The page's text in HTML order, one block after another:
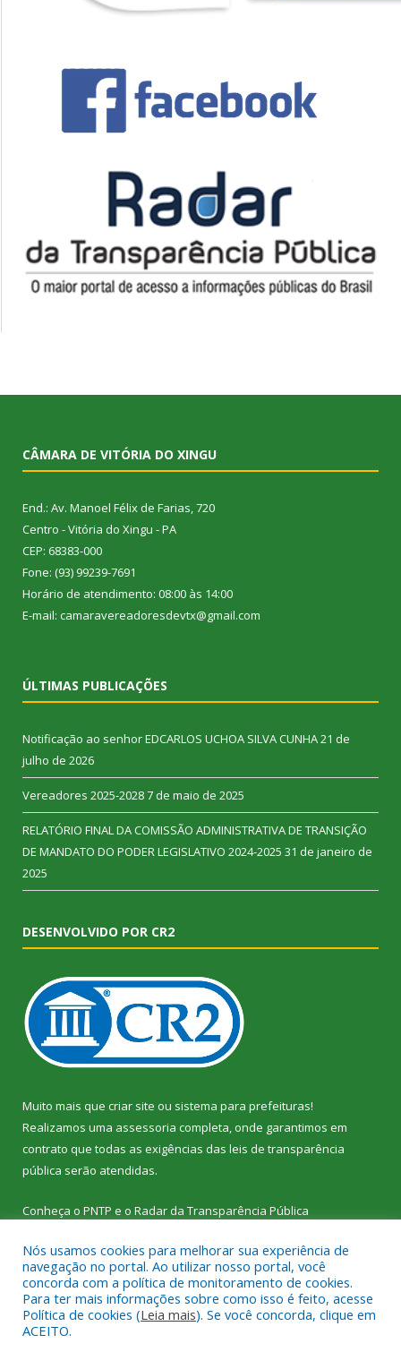
CÂMARA DE VITÓRIA DO XINGU
End.: Av. Manoel Félix de Farias, 720
Centro - Vitória do Xingu - PA
CEP: 68383-000
Fone: (93) 99239-7691
Horário de atendimento: 08:00 às 14:00
E-mail: camaravereadoresdevtx@gmail.com
ÚLTIMAS PUBLICAÇÕES
Notificação ao senhor EDCARLOS UCHOA SILVA CUNHA21 de
julho de 2026
Vereadores 2025-20287 de maio de 2025
RELATÓRIO FINAL DA COMISSÃO ADMINISTRATIVA DE TRANSIÇÃO
DE MANDATO DO PODER LEGISLATIVO 2024-2025 31 de janeiro de
2025
DESENVOLVIDO POR CR2
Muito mais que criar site ou sistema para prefeituras!
Realizamos uma assessoria completa, onde garantimos em
contrato que todas as exigências das leis de transparência
pública serão atendidas.
Conheça o PNTP e o Radar da Transparência Pública
Todos os direitos reservados a Câmara Municipal de Vitória do
Xingu.
Nós usamos cookies para melhorar sua experiência de
navegação no portal. Ao utilizar nosso portal, você
concorda com a política de monitoramento de cookies.
Para ter mais informações sobre como isso é feito, acesse
Política de cookies (Leia mais). Se você concorda, clique em
ACEITO.